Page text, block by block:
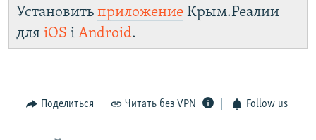
Установить приложение Крым.Реалии
для iOS і Android.
Поделиться Читать без VPN Follow us